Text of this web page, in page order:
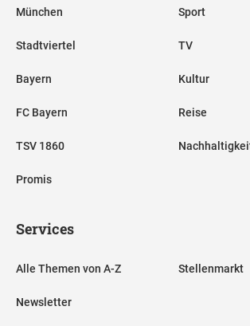
München
Stadtviertel
Bayern
FC Bayern
TSV 1860
Promis
Sport
TV
Kultur
Reise
Services
Alle Themen von A-Z
Newsletter
Stellenmarkt